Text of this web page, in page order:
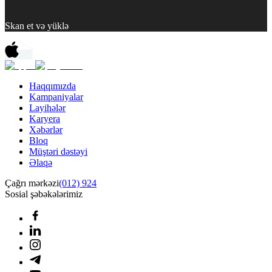
Skan et və yüklə
Haqqımızda
Kampaniyalar
Layihələr
Karyera
Xəbərlər
Bloq
Müştəri dəstəyi
Əlaqə
Çağrı mərkəzi(012) 924
Sosial şəbəkələrimiz